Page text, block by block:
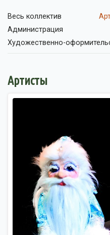
Весь коллектив
Администрация
Художественно-
Артисты